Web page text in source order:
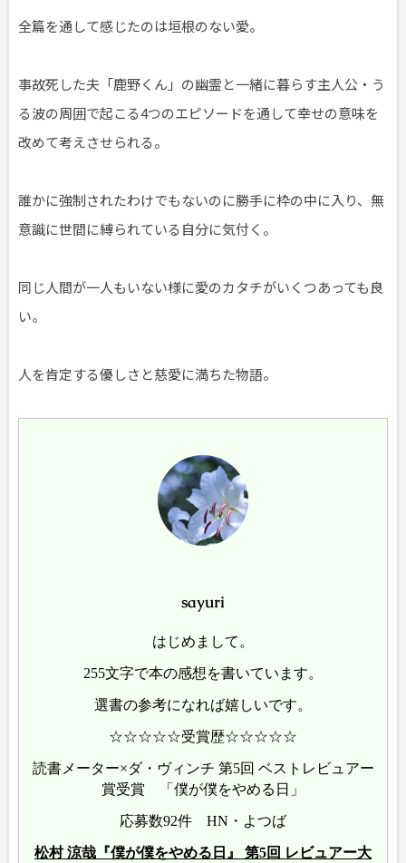
全篇を通して感じたのは垣根のない愛。
事故死した夫「鹿野くん」の幽霊と一緒に暮らす主人公・う
る波の周囲で起こる4つのエピソードを通して幸せの意味を
改めて考えさせられる。
誰かに強制されたわけでもないのに勝手に枠の中に入り、無
意識に世間に縛られている自分に気付く。
同じ人間が一人もいない様に愛のカタチがいくつあっても良
い。
人を肯定する優しさと慈愛に満ちた物語。
sayuri
はじめまして。
255文字で本の感想を書いています。
選書の参考になれば嬉しいです。
☆☆☆☆☆受賞歴☆☆☆☆☆
読書メーター×ダ・ヴィンチ 第5回 ベストレビュアー
賞受賞 「僕が僕をやめる日」
応募数92件 HN・よつば
松村 涼哉『僕が僕をやめる日』 第5回 レビュアー大